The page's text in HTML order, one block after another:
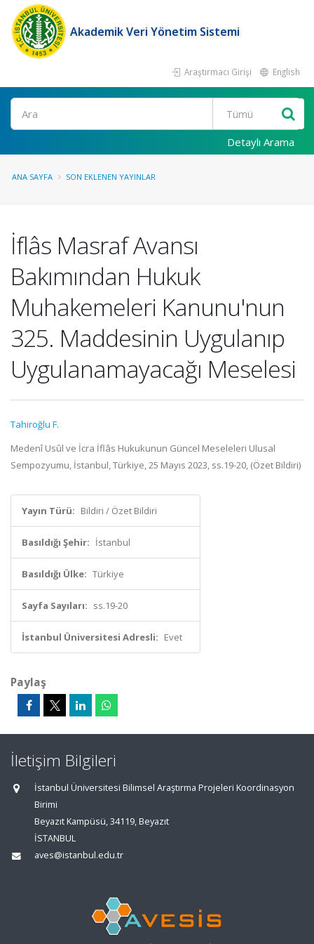
Akademik Veri Yönetim Sistemi
Araştırmacı Girişi English
Ara
Detaylı Arama
ANA SAYFA SON EKLENEN YAYINLAR
İflâs Masraf Avansı
Bakımından Hukuk
Muhakemeleri Kanunu'nun
325. Maddesinin Uygulanıp
Uygulanamayacağı Meselesi
Tahiroğlu F.
Medenî Usûl ve İcra İflâs Hukukunun Güncel Meseleleri Ulusal
Sempozyumu, İstanbul, Türkiye, 25 Mayıs 2023, ss.19-20, (Özet Bildiri)
Yayın Türü: Bildiri / Özet Bildiri
Basıldığı Şehir: İstanbul
Basıldığı Ülke: Türkiye
Sayfa Sayıları: ss.19-20
İstanbul Üniversitesi Adresli: Evet
Paylaş
İletişim Bilgileri
İstanbul Üniversitesi Bilimsel Araştırma Projeleri Koordinasyon
Birimi
Beyazıt Kampüsü, 34119, Beyazıt
İSTANBUL
aves@istanbul.edu.tr